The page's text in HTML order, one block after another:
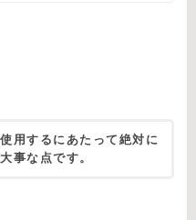
用するにあたって絶対に
事な点です。